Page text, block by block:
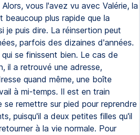
Alors, vous l'avez vu avec Valérie, la
plus rapide que la
je puis dire. La réinsertion peut
parfois des dizaines d'années.
se finissent bien. Le cas de
il a retrouvé une adresse,
quand même, une boîte
à mi-temps. Il est en train
se remettre sur pied pour reprendre
puisqu'il a deux petites filles qu'il
à la vie normale. Pour